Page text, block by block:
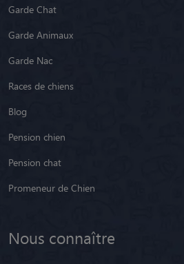
Garde Chat
Garde Animaux
Garde Nac
Races de chiens
Blog
Pension chien
Pension chat
Promeneur de Chien
Nous connaître